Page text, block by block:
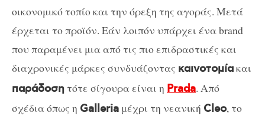
οικονομικό τοπίο και την όρεξη της αγοράς. Μετά
έρχεται το προϊόν. Εάν λοιπόν υπάρχει ένα brand
που παραμένει μια από τις πιο επιδραστικές και
διαχρονικές μάρκες συνδυάζοντας καινοτομίακαι
παράδοσητότε σίγουρα είναι η Prada. Από
σχέδια όπως η Galleria μέχρι τη νεανική Cleo, το